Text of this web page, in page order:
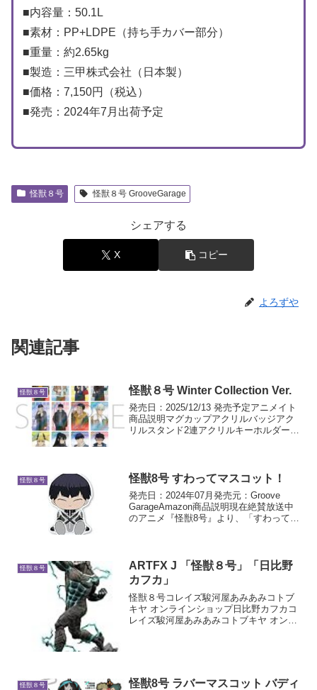
■内容量：50.1L
■素材：PP+LDPE（持ち手カバー部分）
■重量：約2.65kg
■製造：三甲株式会社（日本製）
■価格：7,150円（税込）
■発売：2024年7月出荷予定
怪獣８号 怪獣８号 GrooveGarage
シェアする
X コピー
よろずや
関連記事
怪獣８号 怪獣８号 Winter Collection Ver.
発売日：2025/12/13 発売予定アニメイト
商品説明マグカップアクリルバッジアク
リルスタンド2連アクリルキーホルダーホ
怪獣８号 怪獣8号 すわってマスコット！
発売日：2024年07月発売元：Groove
GarageAmazon商品説明現在絶賛放送中
のアニメ『怪獣8号』より、「すわってマ
タ...
怪獣８号
ARTFX J 「怪獣８号」「日比野
カフカ」
怪獣８号コレイズ駿河屋あみあみコトブ
キヤ オンラインショップ日比野カフカコ
レイズ駿河屋あみあみコトブキヤ オンラ
怪獣８号
怪獣8号 ラバーマスコット バディ